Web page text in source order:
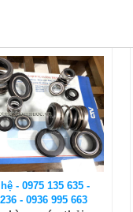
- 0975 135 635 -
- 0936 995 663